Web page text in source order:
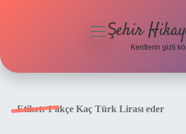
menüyü
Şehir
Kentlerin gizli
Etiket:1 akçe Kaç Türk Lirası eder